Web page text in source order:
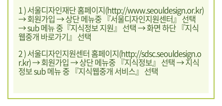
1 ) 서울디자인재단 홈페이지(http://www.seouldesign.or.kr)
→ 회원가입 → 상단 메뉴중 『서울디자인지원센터』 선택
→ sub 메뉴 중『지식정보 지원』 선택 → 화면 하단 『지식
웹중개 바로가기』 선택
2 ) 서울디자인지원센터 홈페이지(http://sdsc.seouldesign.o
r.kr) → 회원가입 → 상단 메뉴중 『지식정보』 선택 → 지식
정보 sub 메뉴 중 『지식웹중개 서비스』 선택